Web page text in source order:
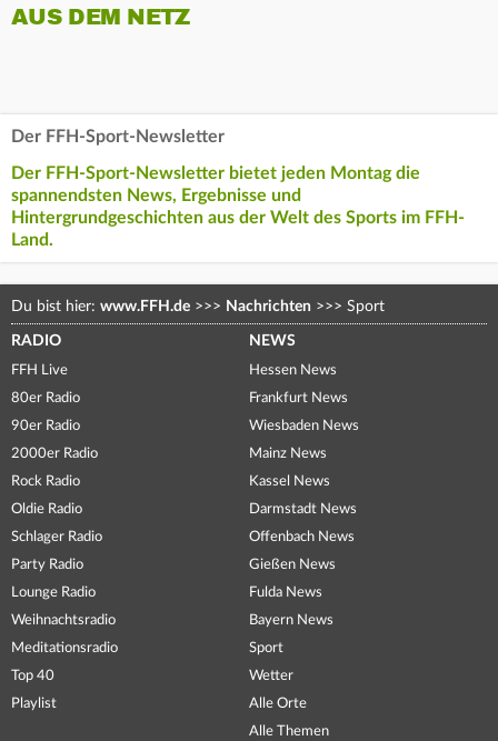
AUS DEM NETZ
Der FFH-Sport-Newsletter
Der FFH-Sport-Newsletter bietet jeden Montag die
spannendsten News, Ergebnisse und
Hintergrundgeschichten aus der Welt des Sports im FFH-
Land.
Du bist hier: www.FFH.de >>> Nachrichten >>> Sport
RADIO
FFH Live
80er Radio
90er Radio
2000er Radio
Rock Radio
Oldie Radio
Schlager Radio
Party Radio
Lounge Radio
Weihnachtsradio
Meditationsradio
Top 40
Playlist
NEWS
Hessen News
Frankfurt News
Wiesbaden News
Mainz News
Kassel News
Darmstadt News
Offenbach News
Gießen News
Fulda News
Bayern News
Sport
Wetter
Alle Orte
Alle Themen